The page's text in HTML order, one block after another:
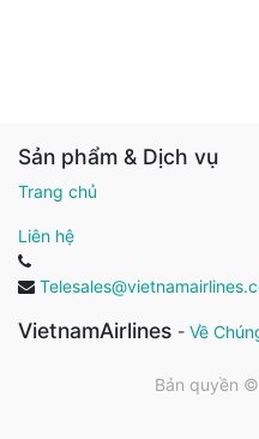
Sản phẩm & Dịch vụ
Trang chủ
Liên hệ
VietnamAirlines - Về
Bản quyền ©